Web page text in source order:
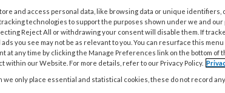
Opslaan Reacties Delen
palliatieve
and access personal data, like browsing data or unique identifiers,
technologies to support the purposes shown under we and
Reject All or withdrawing your consent will disable them. If
you see may not be as relevant to you. You can resurface this
at any time by clicking the Manage Preferences link on the bottom of
within our Website. For more details, refer to our Privacy Policy.
we only place essential and statistical cookies, these do not record